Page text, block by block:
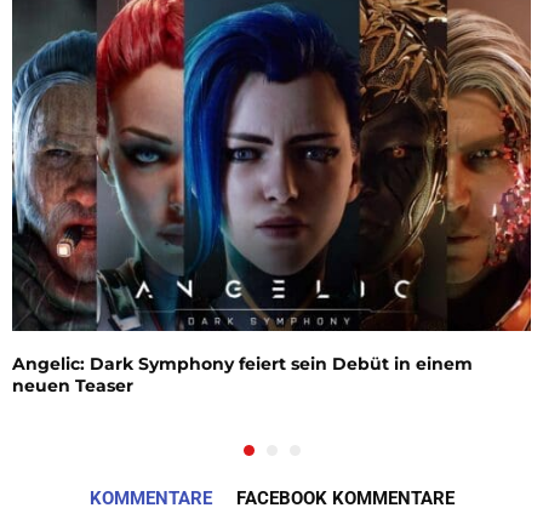
Angelic: Dark Symphony feiert sein Debüt in einem
neuen Teaser
KOMMENTARE FACEBOOK KOMMENTARE